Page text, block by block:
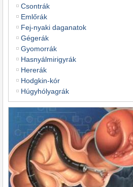
Csontrák
Emlőrák
Fej-nyaki daganatok
Gégerák
Gyomorrák
Hasnyálmirigyrák
Hererák
Hodgkin-kór
Húgyhólyagrák